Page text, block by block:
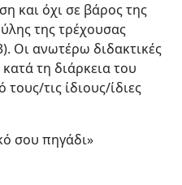
και όχι σε βάρος της
της τρέχουσας
Οι ανωτέρω διδακτικές
τη διάρκεια του
τις ίδιους/ίδιες
σου πηγάδι»